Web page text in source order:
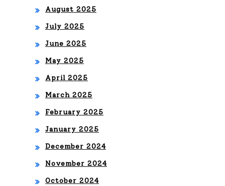
August 2025
July 2025
June 2025
May 2025
April 2025
March 2025
February 2025
January 2025
December 2024
November 2024
October 2024